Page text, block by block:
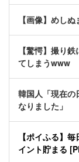
【画像】めし
【驚愕】撮り
てしまうwww
韓国人「現在の
なりました」
【ポイふる】
イント貯まる